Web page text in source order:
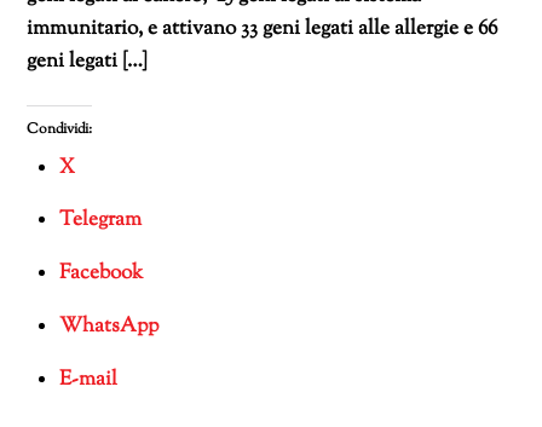
immunitario, e attivano 33 geni legati alle allergie e 66
geni legati […]
Condividi:
X
Telegram
Facebook
WhatsApp
E-mail